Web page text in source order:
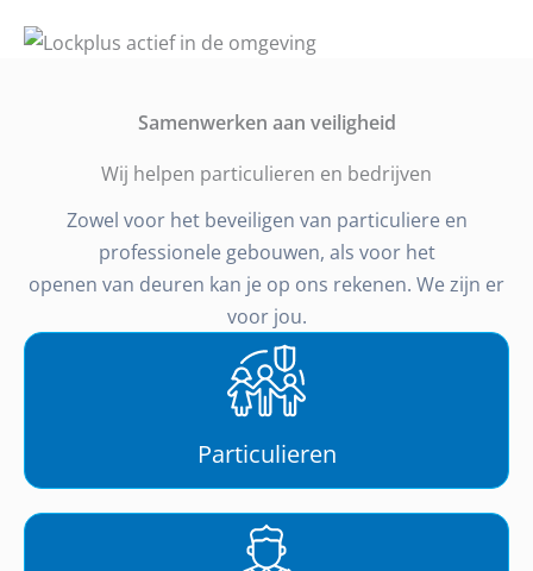
Samenwerken aan veiligheid
Wij helpen particulieren en bedrijven
Zowel voor het beveiligen van particuliere en
professionele gebouwen, als voor het
openen van deuren kan je op ons rekenen. We zijn er
voor jou.
Particulieren